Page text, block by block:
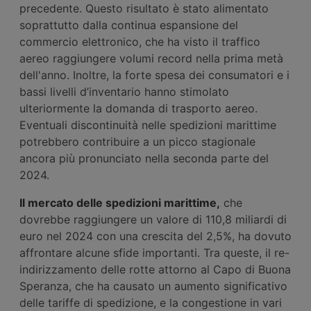
precedente. Questo risultato è stato alimentato
soprattutto dalla continua espansione del
commercio elettronico, che ha visto il traffico
aereo raggiungere volumi record nella prima metà
dell'anno. Inoltre, la forte spesa dei consumatori e i
bassi livelli d’inventario hanno stimolato
ulteriormente la domanda di trasporto aereo.
Eventuali discontinuità nelle spedizioni marittime
potrebbero contribuire a un picco stagionale
ancora più pronunciato nella seconda parte del
2024.
Il mercato delle spedizioni marittime, che
dovrebbe raggiungere un valore di 110,8 miliardi di
euro nel 2024 con una crescita del 2,5%, ha dovuto
affrontare alcune sfide importanti. Tra queste, il re-
indirizzamento delle rotte attorno al Capo di Buona
Speranza, che ha causato un aumento significativo
delle tariffe di spedizione, e la congestione in vari